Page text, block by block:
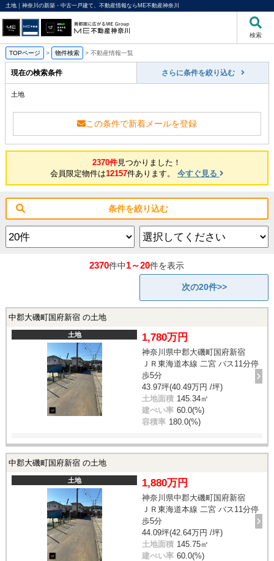
土地｜神奈川の新築・中古一戸建て、不動産情報ならME不動産神奈川
検索
TOPページ > 物件検索 > 不動産情報一覧
現在の検索条件 さらに条件を絞り込む
土地
この条件で新着メールを登録
2370件見つかりました！
会員限定物件は12157件あります。 今すぐ見る
条件を絞り込む
2370件中1～20件を表示
次の20件>>
中郡大磯町国府新宿 の土地
土地 1,780万円
神奈川県中郡大磯町国府新宿
ＪＲ東海道本線 二宮 バス11分停
歩5分
43.97坪(40.49万円 /坪)
土地面積 145.34㎡
建ぺい率 60.0(%)
容積率 180.0(%)
中郡大磯町国府新宿 の土地
土地 1,880万円
神奈川県中郡大磯町国府新宿
ＪＲ東海道本線 二宮 バス11分停
歩5分
44.09坪(42.64万円 /坪)
土地面積 145.75㎡
建ぺい率 60.0(%)